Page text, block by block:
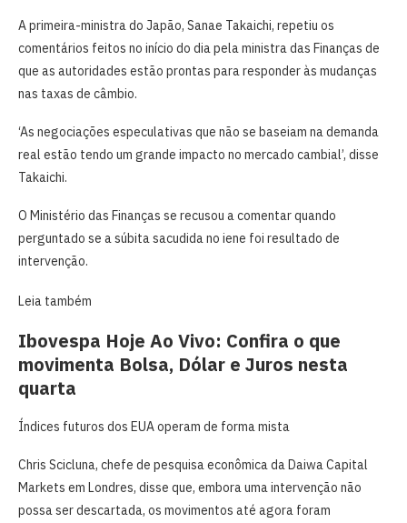
A primeira-ministra do Japão, Sanae Takaichi, repetiu os
comentários feitos no início do dia pela ministra das Finanças de
que as autoridades estão prontas para responder às mudanças
nas taxas de câmbio.
‘As negociações especulativas que não se baseiam ​na demanda
real estão tendo um grande impacto no mercado cambial’, disse
Takaichi.
O Ministério das Finanças se recusou a comentar ​quando
perguntado se a súbita sacudida no iene foi resultado de
intervenção.
Leia também
Ibovespa Hoje Ao Vivo: Confira o que
movimenta Bolsa, Dólar e Juros nesta
quarta
Índices futuros dos EUA operam de forma mista
Chris Scicluna, chefe de pesquisa econômica da Daiwa Capital
Markets em Londres, disse que, embora uma intervenção não
possa ser descartada, os movimentos até agora foram